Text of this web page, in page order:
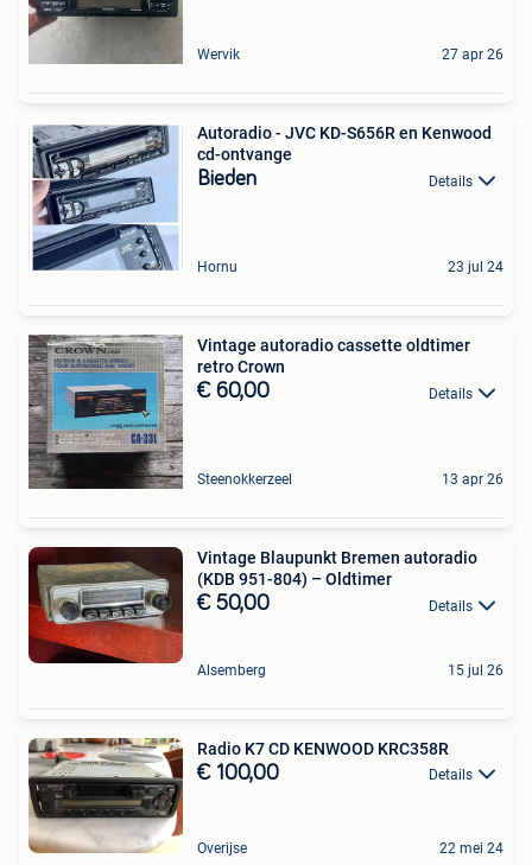
Wervik 27 apr 26
Autoradio - JVC KD-S656R en Kenwood
cd-ontvange
Bieden Details
Hornu 23 jul 24
Vintage autoradio cassette oldtimer
retro Crown
€ 60,00 Details
Steenokkerzeel 13 apr 26
Vintage Blaupunkt Bremen autoradio
(KDB 951-804) – Oldtimer
€ 50,00 Details
Alsemberg 15 jul 26
Radio K7 CD KENWOOD KRC358R
€ 100,00 Details
Overijse 22 mei 24